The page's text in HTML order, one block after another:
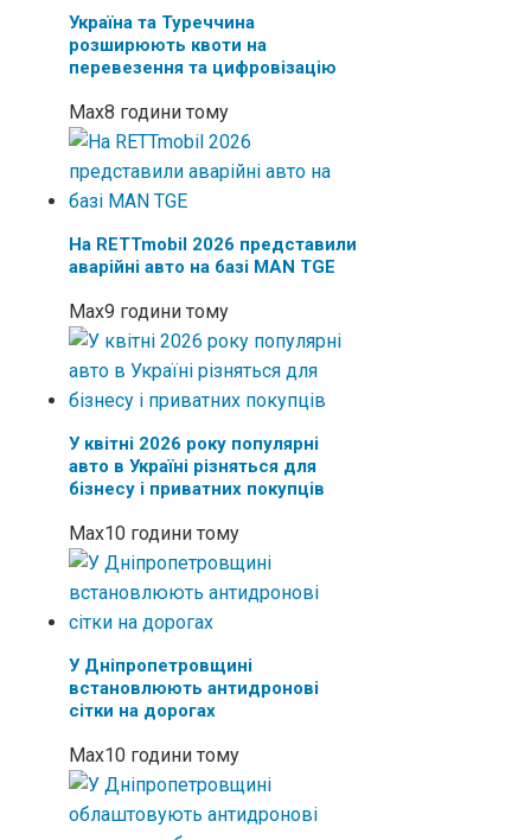
Україна та Туреччина
розширюють квоти на
перевезення та цифровізацію
Max8 години тому
На RETTmobil 2026 представили
аварійні авто на базі MAN TGE
Max9 години тому
У квітні 2026 року популярні
авто в Україні різняться для
бізнесу і приватних покупців
Max10 години тому
У Дніпропетровщині
встановлюють антидронові
сітки на дорогах
Max10 години тому